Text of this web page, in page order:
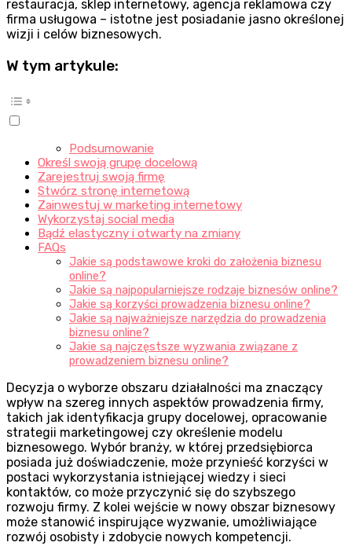
restauracja, sklep internetowy, agencja reklamowa czy
firma usługowa – istotne jest posiadanie jasno określonej
wizji i celów biznesowych.
W tym artykule:
Podsumowanie
Określ swoją grupę docelową
Zarejestruj swoją firmę
Stwórz stronę internetową
Zainwestuj w marketing internetowy
Wykorzystaj social media
Bądź elastyczny i otwarty na zmiany
FAQs
Jakie są podstawowe kroki do założenia biznesu
online?
Jakie są najpopularniejsze rodzaje biznesów online?
Jakie są korzyści prowadzenia biznesu online?
Jakie są najważniejsze narzędzia do prowadzenia
biznesu online?
Jakie są najczęstsze wyzwania związane z
prowadzeniem biznesu online?
Decyzja o wyborze obszaru działalności ma znaczący
wpływ na szereg innych aspektów prowadzenia firmy,
takich jak identyfikacja grupy docelowej, opracowanie
strategii marketingowej czy określenie modelu
biznesowego. Wybór branży, w której przedsiębiorca
posiada już doświadczenie, może przynieść korzyści w
postaci wykorzystania istniejącej wiedzy i sieci
kontaktów, co może przyczynić się do szybszego
rozwoju firmy. Z kolei wejście w nowy obszar biznesowy
może stanowić inspirujące wyzwanie, umożliwiające
rozwój osobisty i zdobycie nowych kompetencji.